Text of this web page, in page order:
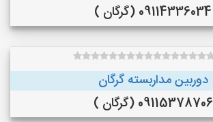
09114336034 (گرگان )
دوربین مداربسته گرگان
09115378706 (گرگان )